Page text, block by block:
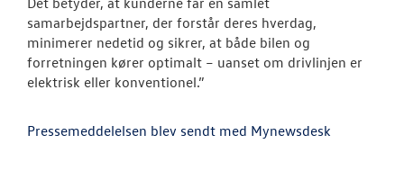
samarbejdspartner, der forstår deres hverdag,
minimerer nedetid og sikrer, at både bilen og
forretningen kører optimalt – uanset om drivlinjen er
elektrisk eller konventionel.”
Pressemeddelelsen blev sendt med Mynewsdesk